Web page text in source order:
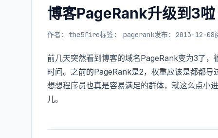
博客PageRank升级到3啦
作者: the5fire标签: pagerank发布: 2013-12-08
前几天突然看到博客的域名PageRank变为3了
时间。之前的PageRank是2，权重应该是都都导
想想程序员也真是容易满足的群体，就这么点小
儿。